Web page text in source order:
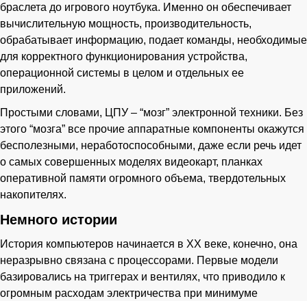
браслета до игрового ноутбука. Именно он обеспечивает
вычислительную мощность, производительность,
обрабатывает информацию, подает команды, необходимые
для корректного функционирования устройства,
операционной системы в целом и отдельных ее
приложений.
Простыми словами, ЦПУ – “мозг” электронной техники. Без
этого “мозга” все прочие аппаратные компоненты окажутся
бесполезными, неработоспособными, даже если речь идет
о самых совершенных моделях видеокарт, планках
оперативной памяти огромного объема, твердотельных
накопителях.
Немного истории
История компьютеров начинается в XX веке, конечно, она
неразрывно связана с процессорами. Первые модели
базировались на триггерах и вентилях, что приводило к
огромным расходам электричества при минимуме